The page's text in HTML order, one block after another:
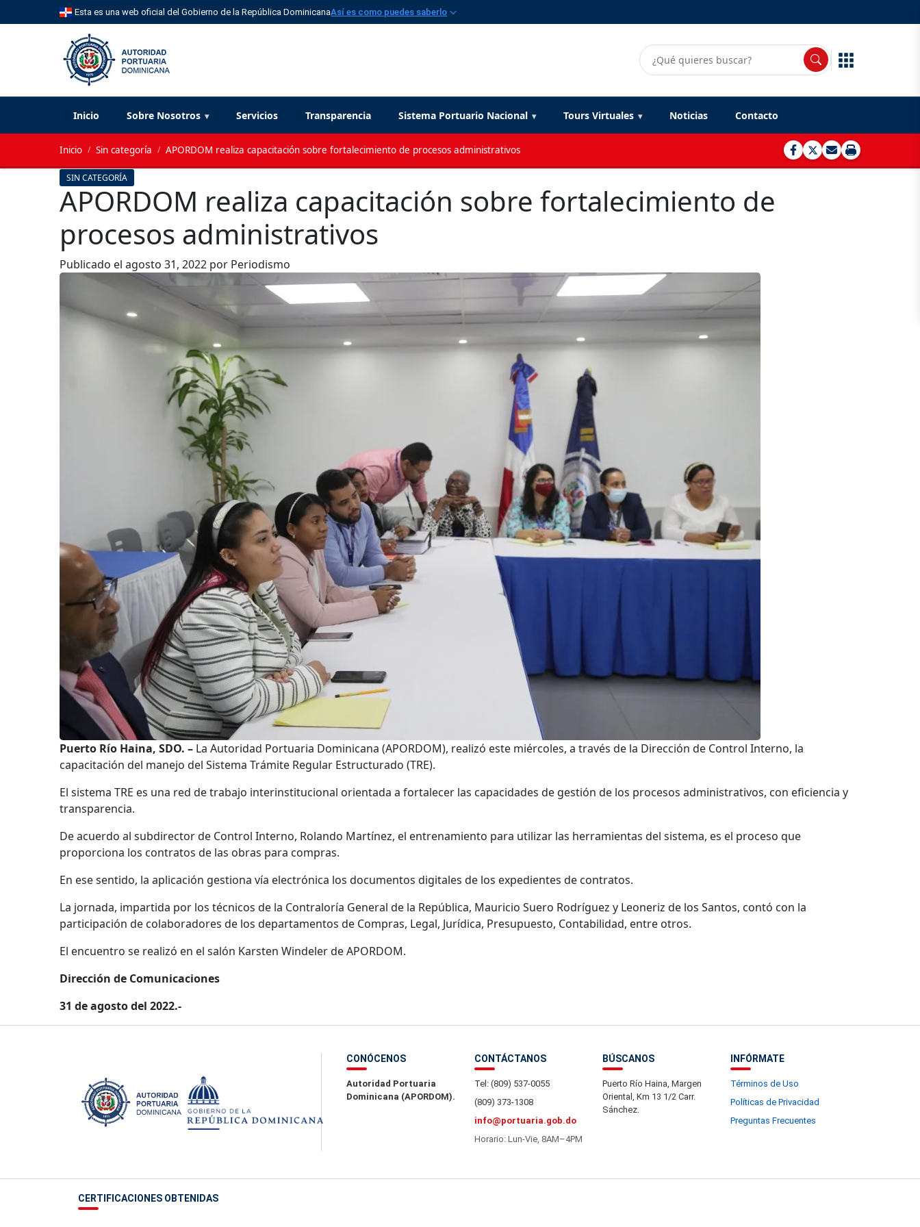
Esta es una web oficial del Gobierno de la República DominicanaAsí es como puedes saberlo
Inicio Sobre Nosotros Servicios Transparencia Sistema Portuario Nacional Tours Virtuales Noticias Contacto
Inicio / Sin categoría / APORDOM realiza capacitación sobre fortalecimiento de procesos administrativos
SIN CATEGORÍA
APORDOM realiza capacitación sobre fortalecimiento de
procesos administrativos
Publicado el agosto 31, 2022 por Periodismo
Puerto Río Haina, SDO. – La Autoridad Portuaria Dominicana (APORDOM), realizó este miércoles, a través de la Dirección de Control Interno, la
capacitación del manejo del Sistema Trámite Regular Estructurado (TRE).
El sistema TRE es una red de trabajo interinstitucional orientada a fortalecer las capacidades de gestión de los procesos administrativos, con eficiencia y
transparencia.
De acuerdo al subdirector de Control Interno, Rolando Martínez, el entrenamiento para utilizar las herramientas del sistema, es el proceso que
proporciona los contratos de las obras para compras.
En ese sentido, la aplicación gestiona vía electrónica los documentos digitales de los expedientes de contratos.
La jornada, impartida por los técnicos de la Contraloría General de la República, Mauricio Suero Rodríguez y Leoneriz de los Santos, contó con la
participación de colaboradores de los departamentos de Compras, Legal, Jurídica, Presupuesto, Contabilidad, entre otros.
El encuentro se realizó en el salón Karsten Windeler de APORDOM.
Dirección de Comunicaciones
31 de agosto del 2022.-
CONÓCENOS
Autoridad Portuaria
Dominicana (APORDOM).
CONTÁCTANOS
Tel: (809) 537-0055
(809) 373-1308
info@portuaria.gob.do
Horario: Lun-Vie, 8AM–4PM
BÚSCANOS
Puerto Río Haina, Margen
Oriental, Km 13 1/2 Carr.
Sánchez.
INFÓRMATE
Términos de Uso
Políticas de Privacidad
Preguntas Frecuentes
CERTIFICACIONES OBTENIDAS